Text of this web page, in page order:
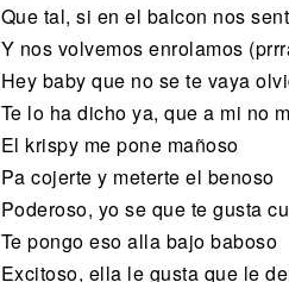
Que tal, si en el balcon nos
Y nos volvemos enrolamos
Hey baby que no se te vaya
Te lo ha dicho ya, que a mi no
El krispy me pone mañoso
Pa cojerte y meterte el benoso
Poderoso, yo se que te gusta
Te pongo eso alla bajo baboso
Excitoso, ella le gusta que le